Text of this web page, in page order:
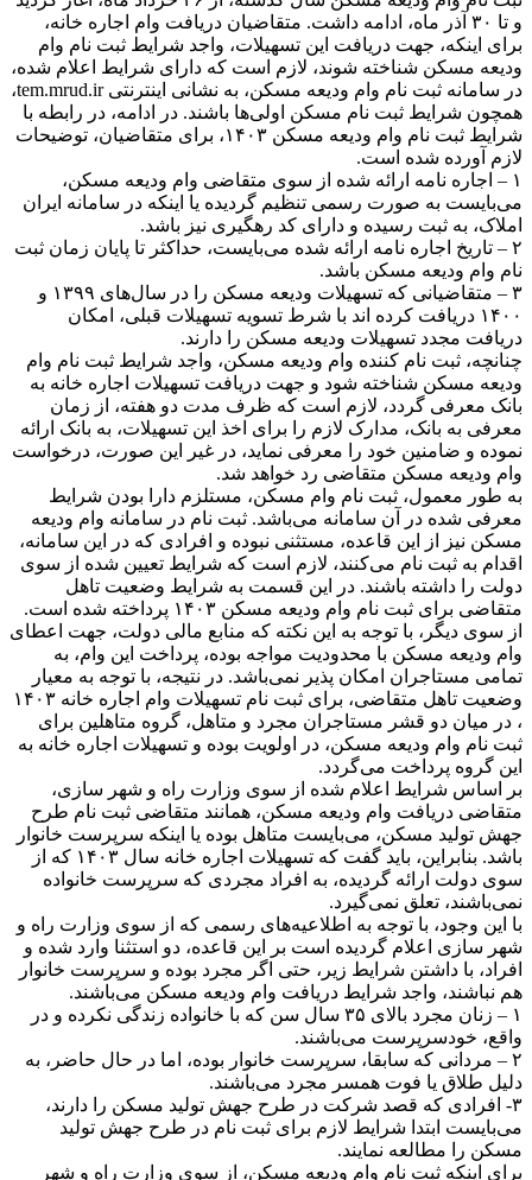
و تا ۳۰ آذر ماه، ادامه داشت. متقاضیان دریافت وام اجاره خانه،
برای اینکه، جهت دریافت این تسهیلات، واجد شرایط ثبت نام وام
ودیعه مسکن شناخته شوند، لازم است که دارای شرایط اعلام شده،
در سامانه ثبت نام وام ودیعه مسکن، به نشانی اینترنتی tem.mrud.ir،
همچون شرایط ثبت نام مسکن اولی‌ها باشند. در ادامه، در رابطه با
شرایط ثبت نام وام ودیعه مسکن ۱۴۰۳، برای متقاضیان، توضیحات
لازم آورده شده است.
۱ – اجاره نامه ارائه شده از سوی متقاضی وام ودیعه مسکن،
می‌بایست به صورت رسمی تنظیم گردیده یا اینکه در سامانه ایران
املاک، به ثبت رسیده و دارای کد رهگیری نیز باشد.
۲ – تاریخ اجاره نامه ارائه شده می‌بایست، حداکثر تا پایان زمان ثبت
نام وام ودیعه مسکن باشد.
۳ – متقاضیانی که تسهیلات ودیعه مسکن را در سال‌های ۱۳۹۹ و
۱۴۰۰ دریافت کرده اند با شرط تسویه تسهیلات قبلی، امکان
دریافت مجدد تسهیلات ودیعه مسکن را دارند.
چنانچه، ثبت نام کننده وام ودیعه مسکن، واجد شرایط ثبت نام وام
ودیعه مسکن​ شناخته شود و جهت دریافت تسهیلات اجاره خانه به
بانک معرفی گردد، لازم است که ظرف مدت دو هفته، از زمان
معرفی به بانک، مدارک لازم را برای اخذ این تسهیلات، به بانک ارائه
نموده و ضامنین خود را معرفی نماید، در غیر این صورت، درخواست
وام ودیعه مسکن متقاضی رد خواهد شد.
به طور معمول، ثبت نام وام مسکن، مستلزم دارا بودن شرایط
معرفی شده در آن سامانه می‌باشد. ثبت نام در سامانه وام ودیعه
مسکن نیز از این قاعده، مستثنی نبوده و افرادی که در این سامانه،
اقدام به ثبت نام می‌کنند، لازم است که شرایط تعیین شده از سوی
دولت را داشته باشند. در این قسمت به شرایط وضعیت تاهل
متقاضی برای ثبت نام وام ودیعه مسکن ۱۴۰۳ پرداخته شده است.
از سوی دیگر، با توجه به این نکته که منابع مالی دولت، جهت اعطای
وام ودیعه مسکن با محدودیت مواجه بوده، پرداخت این وام، به
تمامی مستاجران امکان پذیر نمی‌باشد. در نتیجه، با توجه به معیار
، در میان دو قشر مستاجران مجرد و متاهل، گروه متاهلین برای
ثبت نام وام ودیعه مسکن، در اولویت بوده و تسهیلات اجاره خانه به
این گروه پرداخت می‌گردد.
بر اساس شرایط اعلام شده از سوی وزارت راه و شهر سازی،
متقاضی دریافت وام ودیعه مسکن، همانند متقاضی ثبت نام طرح
جهش تولید مسکن، می‌بایست متاهل بوده یا اینکه سرپرست خانوار
باشد. بنابراین، باید گفت که تسهیلات اجاره خانه سال ۱۴۰۳ که از
سوی دولت ارائه گردیده، به افراد مجردی که سرپرست خانواده
نمی‌باشند، تعلق نمی‌گیرد.
با این وجود، با توجه به اطلاعیه‌های رسمی که از سوی وزارت راه و
شهر سازی اعلام گردیده است بر این قاعده، دو استثنا وارد شده و
افراد، با داشتن شرایط زیر، حتی اگر مجرد بوده و سرپرست خانوار
هم نباشند، واجد شرایط دریافت وام ودیعه مسکن می‌باشند.
۱ – زنان مجرد بالای ۳۵ سال سن که با خانواده زندگی نکرده و در
واقع، خودسرپرست می‌باشند.
۲ – مردانی که سابقا، سرپرست خانوار بوده، اما در حال حاضر، به
دلیل طلاق یا فوت همسر مجرد می‌باشند.
۳- افرادی که قصد شرکت در طرح جهش تولید مسکن را دارند،
می‌بایست ابتدا شرایط لازم برای ثبت نام در طرح جهش تولید
مسکن را مطالعه نمایند.
برای اینکه ثبت نام وام ودیعه مسکن، از سوی وزارت راه و شهر